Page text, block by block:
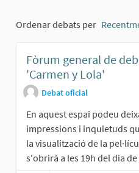
Ordenar debats per
Fòrum general de
'Carmen y Lola'
Debat oficial
En aquest espai podeu
impressions i inquietuds
la visualització de la
s'obrirà a les 19h del dia de